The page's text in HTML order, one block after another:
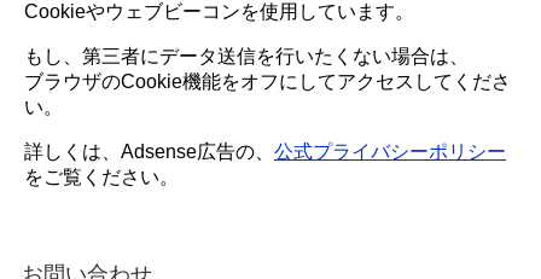
Cookieやウェブビーコンを使用しています。
もし、第三者にデータ送信を行いたくない場合は、
ブラウザのCookie機能をオフにしてアクセスしてくださ
い。
詳しくは、Adsense広告の、 公式プライバシーポリシー
をご覧ください。